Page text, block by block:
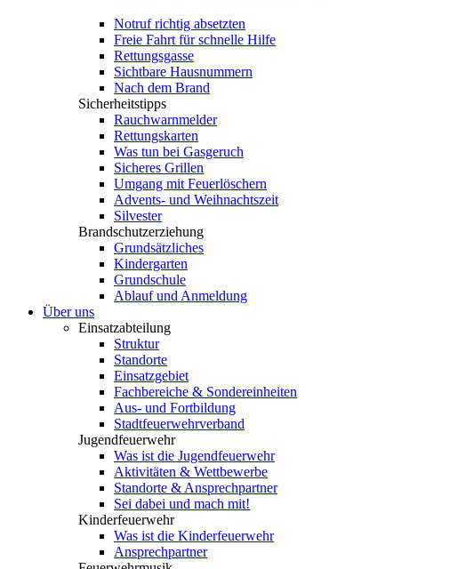
Notruf richtig absetzten
Freie Fahrt für schnelle Hilfe
Rettungsgasse
Sichtbare Hausnummern
Nach dem Brand
Sicherheitstipps
Rauchwarnmelder
Rettungskarten
Was tun bei Gasgeruch
Sicheres Grillen
Umgang mit Feuerlöschern
Advents- und Weihnachtszeit
Silvester
Brandschutzerziehung
Grundsätzliches
Kindergarten
Grundschule
Ablauf und Anmeldung
Über uns
Einsatzabteilung
Struktur
Standorte
Einsatzgebiet
Fachbereiche & Sondereinheiten
Aus- und Fortbildung
Stadtfeuerwehrverband
Jugendfeuerwehr
Was ist die Jugendfeuerwehr
Aktivitäten & Wettbewerbe
Standorte & Ansprechpartner
Sei dabei und mach mit!
Kinderfeuerwehr
Was ist die Kinderfeuerwehr
Ansprechpartner